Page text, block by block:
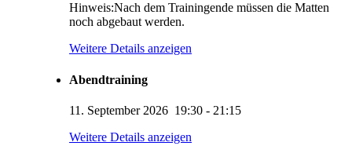
Hinweis:Nach dem Trainingende müssen die Matten
noch abgebaut werden.
Weitere Details anzeigen
Abendtraining
11. September 2026 19:30 - 21:15
Weitere Details anzeigen